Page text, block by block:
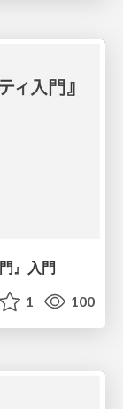
』入門
1 100